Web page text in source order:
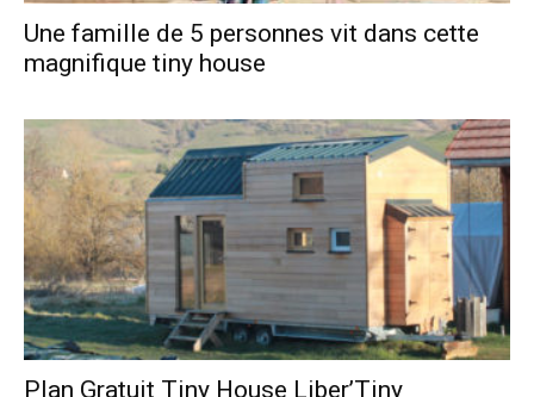
Une famille de 5 personnes vit dans cette
magnifique tiny house
Plan Gratuit Tiny House Liber’Tiny